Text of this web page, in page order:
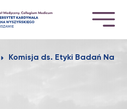
Komisja ds. Etyki Badań